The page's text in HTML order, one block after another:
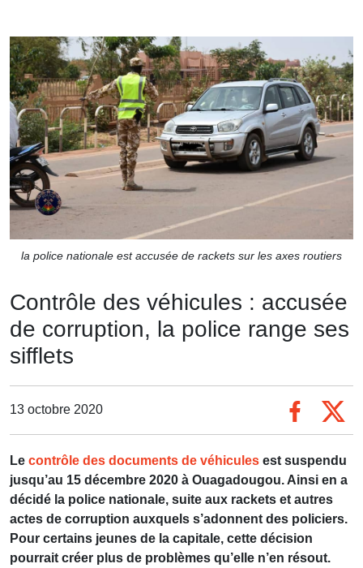
la police nationale est accusée de rackets sur les axes routiers
Contrôle des véhicules : accusée
de corruption, la police range ses
sifflets
13 octobre 2020
Le contrôle des documents de véhicules est suspendu
jusqu’au 15 décembre 2020 à Ouagadougou. Ainsi en a
décidé la police nationale, suite aux rackets et autres
actes de corruption auxquels s’adonnent des policiers.
Pour certains jeunes de la capitale, cette décision
pourrait créer plus de problèmes qu’elle n’en résout.